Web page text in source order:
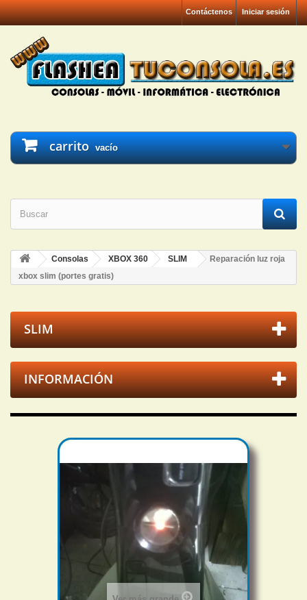
Iniciar sesión
Contáctenos
carrito vacío
Consolas XBOX 360 SLIM
Reparación luz roja
xbox slim (portes gratis)
SLIM
INFORMACIÓN